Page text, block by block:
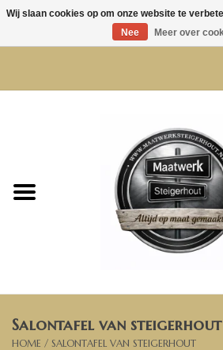
Horeca meubels
Bartafels
Salontafel van steigerhout
HOME / SALONTAFEL VAN STEIGERHOUT
Wij slaan cookies op om onze website te
Nee
Meer over